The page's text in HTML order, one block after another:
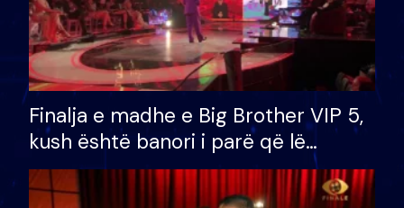
Finalja e madhe e Big Brother VIP 5,
kush është banori i parë që lë
shtëpinë dhe humb mundësinë për
të fituar çmimin e madh